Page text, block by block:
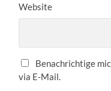
Website
Benachrichtige
via E-Mail.